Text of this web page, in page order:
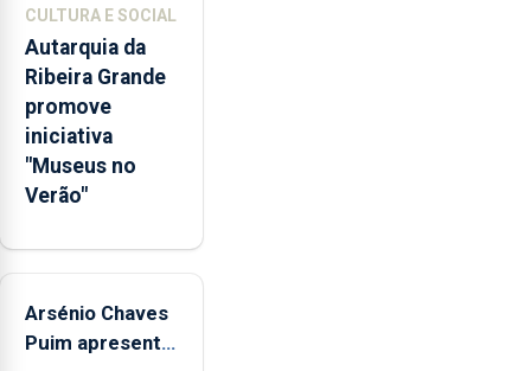
emocionais
e
sociais
junto
das
crianças
CULTURA E SOCIAL
Autarquia da
Ribeira Grande
promove
iniciativa
"Museus no
Verão"
Arsénio Chaves
Puim apresenta